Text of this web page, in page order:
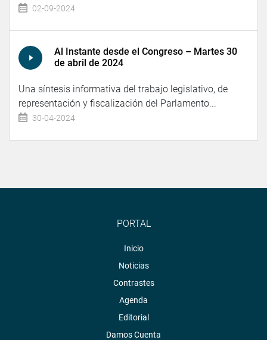
02-09-2024
Al Instante desde el Congreso – Martes 30
de abril de 2024
Una síntesis informativa del trabajo legislativo, de
representación y fiscalización del Parlamento...
30-04-2024
PORTAL
Inicio
Noticias
Contrastes
Agenda
Editorial
Damos Cuenta